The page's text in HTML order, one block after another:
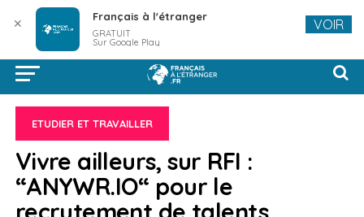
ETUDIER ET TRAVAILLER
Vivre ailleurs, sur RFI :
“ANYWR.IO“ pour le
✕ Français à l'étranger
GRATUIT
Sur Google Play
VOIR